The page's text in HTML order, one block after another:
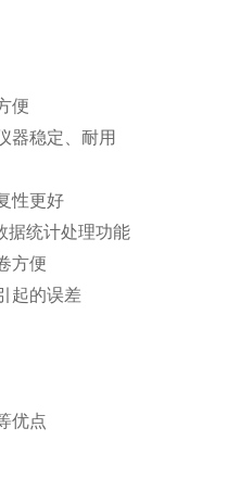
便
器稳定、耐用
性更好
据统计处理功能
方便
起的误差
优点